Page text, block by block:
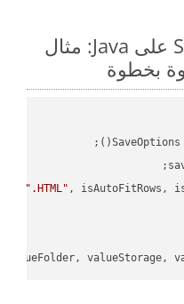
كيفية تحويل SXC to PPS على Java: مثال
بخطوة
".HTML" , isAutoFitRows,
valueStorage,